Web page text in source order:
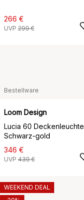
266 €
UVP 299 €
Bestellware
Loom Design
Lucia 60 Deckenleuchte,
Schwarz-gold
346 €
UVP 439 €
WEEKEND DEAL